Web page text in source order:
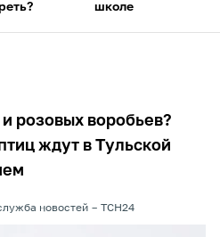
школе
розовых воробьев?
ждут в Тульской
новостей ТСН24